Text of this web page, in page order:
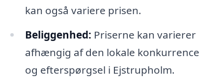
kan også variere prisen.
Beliggenhed: Priserne kan varierer
afhængig af den lokale konkurrence
og efterspørgsel i Ejstrupholm.